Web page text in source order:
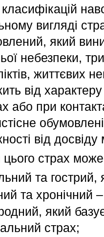
класифікацій
вигляді
який
небезпеки,
життєвих
від
або при
від
цього страх
та гострий,
та хронічний
який
страх;